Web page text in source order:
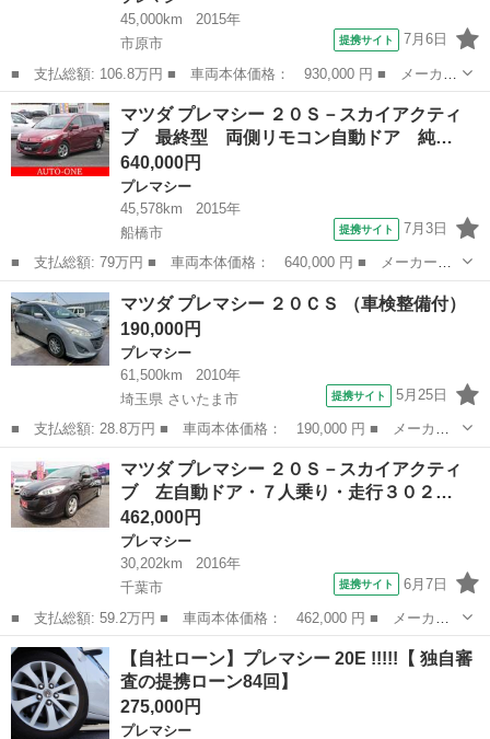
45,000km
2015年
市原市
提携サイト 7月6日
■ 支払総額: 106.8万円 ■ 車両本体価格： 930,000 円 ■ メーカー
名： マツダ ■ 車種名： プレマシー ■ グレード名： ２．０
２０Ｃ スカイアクティブ ＥＴＣ エアコン キーレス 禁煙車
エアバッグ...
千葉 市原市 プレマシー
マツダ プレマシー ２０Ｓ－スカイアクティ
ブ 最終型 両側リモコン自動ドア 純…
640,000円
プレマシー
45,578km
2015年
船橋市
提携サイト 7月3日
■ 支払総額: 79万円 ■ 車両本体価格： 640,000 円 ■ メーカー
名： マツダ ■ 車種名： プレマシー ■ グレード名： ２０Ｓ－
スカイアクティブ 最終型 両側リモコン自動ドア 純正フルエア
ロ ＤＶＤ再生対応...
千葉 船橋市 プレマシー
マツダ プレマシー ２０ＣＳ （車検整備付）
190,000円
プレマシー
61,500km
2010年
埼玉県 さいたま市
提携サイト 5月25日
■ 支払総額: 28.8万円 ■ 車両本体価格： 190,000 円 ■ メーカー
名： マツダ ■ 車種名： プレマシー ■ グレード名： ２０ＣＳ
■ 排気量： 2000cc ■ ドア枚数： 5D ■ ミッション： AT...
埼玉 プレマシー
マツダ プレマシー ２０Ｓ－スカイアクティ
ブ 左自動ドア・７人乗り・走行３０２…
462,000円
プレマシー
30,202km
2016年
千葉市
提携サイト 6月7日
■ 支払総額: 59.2万円 ■ 車両本体価格： 462,000 円 ■ メーカー
名： マツダ ■ 車種名： プレマシー ■ グレード名： ２０Ｓ－
スカイアクティブ 左自動ドア・７人乗り・走行３０２０２ｋｍ ■
排気量： ...
千葉 千葉市 プレマシー
【自社ローン】プレマシー 20E !!!!!【 独自審
査の提携ローン84回】
275,000円
プレマシー